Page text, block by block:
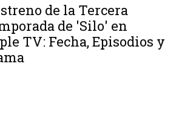
de la Tercera
de 'Silo' en
TV: Fecha, Episodios y